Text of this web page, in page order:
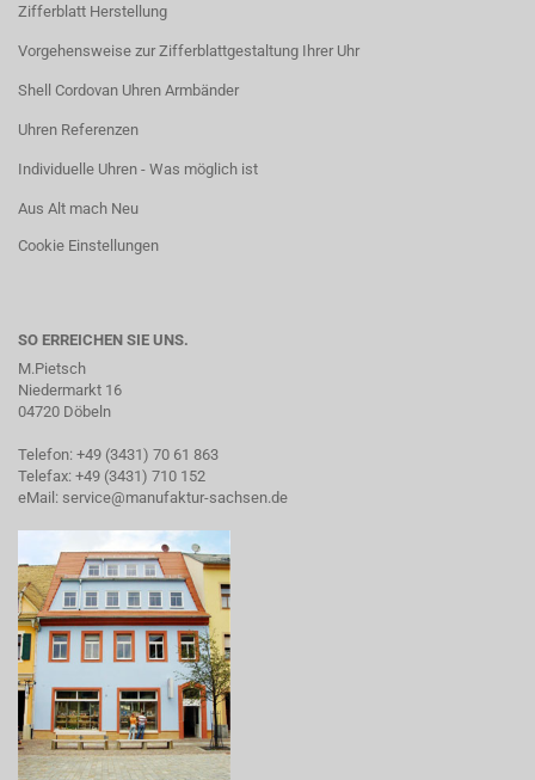
Zifferblatt Herstellung
Vorgehensweise zur Zifferblattgestaltung Ihrer Uhr
Shell Cordovan Uhren Armbänder
Uhren Referenzen
Individuelle Uhren - Was möglich ist
Aus Alt mach Neu
Cookie Einstellungen
SO ERREICHEN SIE UNS.
M.Pietsch
Niedermarkt 16
04720 Döbeln
Telefon: +49 (3431) 70 61 863
Telefax: +49 (3431) 710 152
eMail: service@manufaktur-sachsen.de